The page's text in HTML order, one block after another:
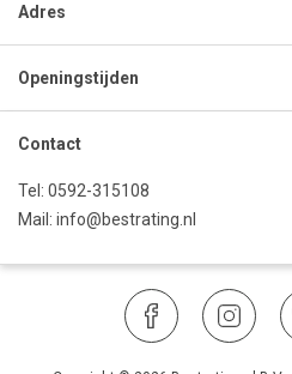
Adres
Openingstijden
Contact
Tel: 0592-315108
Mail: info@bestrating.nl